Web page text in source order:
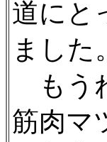
道にと
ました。
もう
筋肉マ